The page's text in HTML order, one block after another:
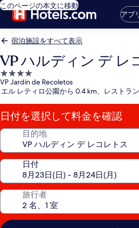
このページの本文に移動
アプ
宿泊施設をすべて表示
VP ハルディン デ レ
4.0
つ
星
宿
泊
施
VP Jardín de Recoletos
エル レティロ公園から 0.4 km、レストラ
日付を選択して料金を確認
目的地
日付
旅行者